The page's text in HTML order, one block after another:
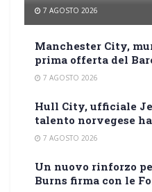
7 AGOSTO 2026
Manchester City,
prima offerta del
7 AGOSTO 2026
Hull City, ufficiale
talento norvegese
7 AGOSTO 2026
Un nuovo rinforzo
Burns firma con le